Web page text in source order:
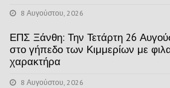
8 Αυγούστου, 2026
ΕΠΣ Ξάνθη: Την Τετάρτη 26
στο γήπεδο των Κιμμερίων με
χαρακτήρα
8 Αυγούστου, 2026